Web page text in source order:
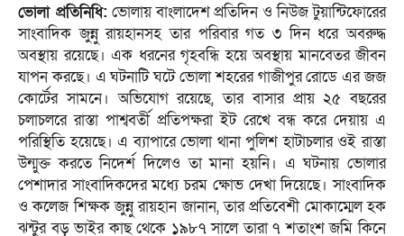
ভোলা প্রতিনিধি: ভোলায় বাংলাদেশ প্রতিদিন ও নিউজ টুয়ান্টিফোরের
সাংবাদিক জুন্নু রায়হানসহ তার পরিবার গত ৩ দিন ধরে অবরুদ্ধ
অবস্থায় রয়েছে। এক ধরনের গৃহবন্ধি হয়ে অবস্থায় মানবেতর জীবন
যাপন করছে। এ ঘটনাটি ঘটে ভোলা শহরের গাজীপুর রোডে এর জজ
কোর্টের সামনে। অভিযোগ রয়েছে, তার বাসার প্রায় ২৫ বছরের
চলাচলরে রাস্তা পাশ্ববর্তী প্রতিপক্ষরা ইট রেখে বন্ধ করে দেয়ায় এ
পরিস্থিতি হয়েছে। এ ব্যাপারে ভোলা থানা পুলিশ হাটাচলার ওই রাস্তা
উন্মুক্ত করতে নিদের্শ দিলেও তা মানা হয়নি। এ ঘটনায় ভোলার
পেশাদার সাংবাদিকদের মধ্যে চরম ক্ষোভ দেখা দিয়েছে। সাংবাদিক
ও কলেজ শিক্ষক জুন্নু রায়হান জানান, তার প্রতিবেশী মোকাম্মেল হক
ঝন্টুর বড় ভাইর কাছ থেকে ১৯৮৭ সালে তারা ৭ শতাংশ জমি কিনে